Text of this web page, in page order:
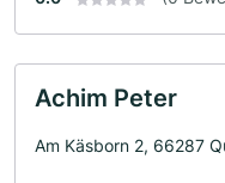
Achim Peter
Am Käsborn 2, 66287